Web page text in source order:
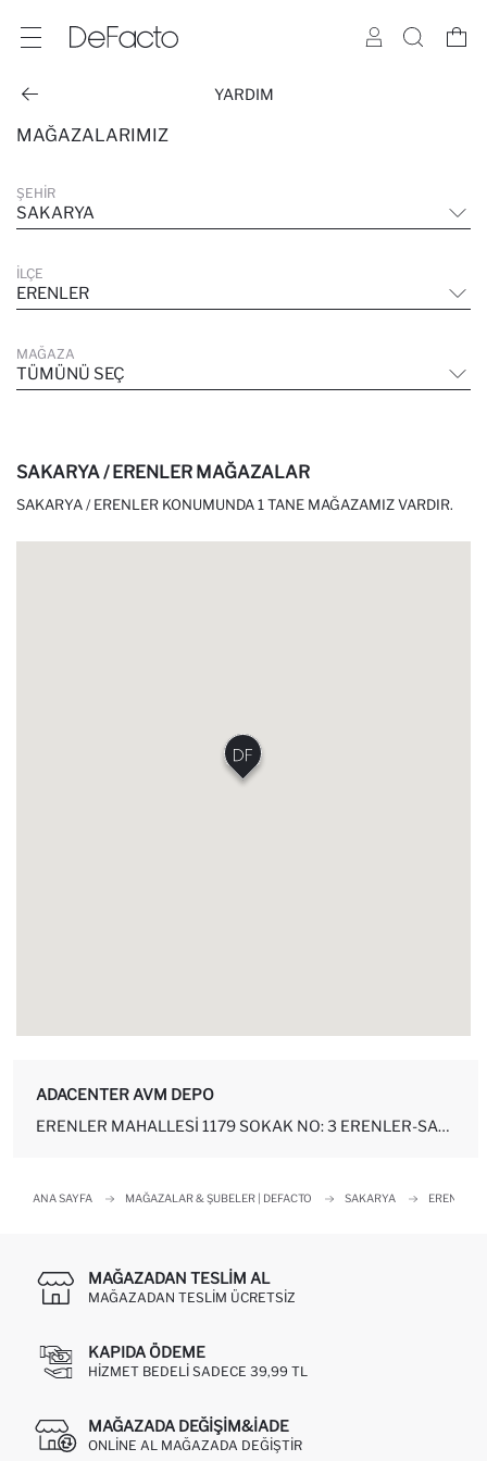
YARDIM
MAĞAZALARIMIZ
ŞEHIR
SAKARYA
İLÇE
ERENLER
MAĞAZA
TÜMÜNÜ SEÇ
SAKARYA / ERENLER MAĞAZALAR
SAKARYA / ERENLER KONUMUNDA 1 TANE MAĞAZAMIZ VARDIR.
ADACENTER AVM DEPO
ERENLER MAHALLESI 1179 SOKAK NO: 3 ERENLER-SAKARYA
ANA SAYFA MAĞAZALAR & ŞUBELER | DEFACTO SAKARYA ERENLER
MAĞAZADAN TESLIM AL
MAĞAZADAN TESLIM ÜCRETSIZ
KAPIDA ÖDEME
HIZMET BEDELI SADECE 39,99 TL
MAĞAZADA DEĞIŞIM&İADE
ONLINE AL MAĞAZADA DEĞIŞTIR